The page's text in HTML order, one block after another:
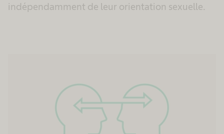
indépendamment de leur orientation sexuelle.